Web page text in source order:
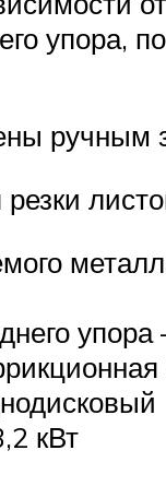
упора,
ручным
кВт